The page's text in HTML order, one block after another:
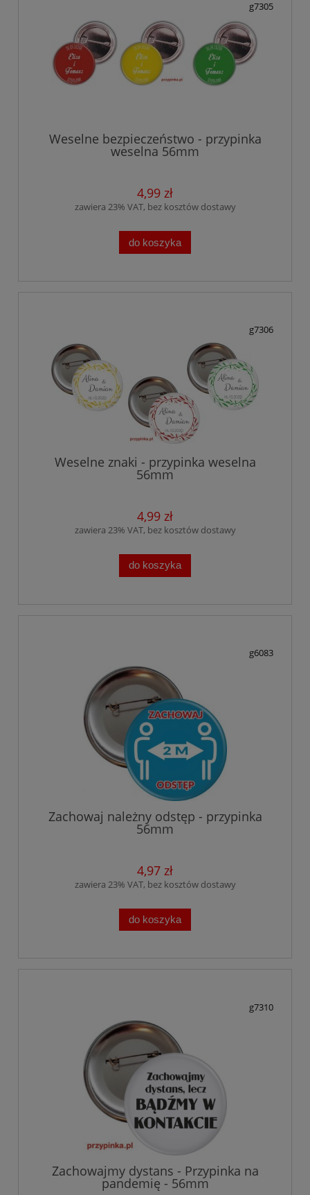
g7305
Weselne bezpieczeństwo - przypinka
weselna 56mm
4,99 zł
zawiera 23% VAT, bez kosztów dostawy
do koszyka
g7306
Weselne znaki - przypinka weselna
56mm
4,99 zł
zawiera 23% VAT, bez kosztów dostawy
do koszyka
g6083
Zachowaj należny odstęp - przypinka
56mm
4,97 zł
zawiera 23% VAT, bez kosztów dostawy
do koszyka
g7310
Zachowajmy dystans - Przypinka na
pandemię - 56mm